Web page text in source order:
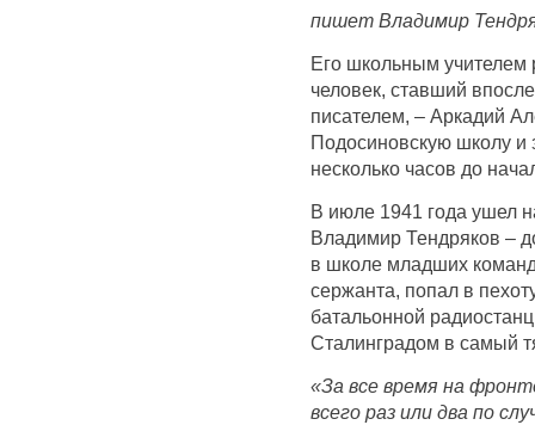
пишет Владимир
Его школьным учителем
человек, ставший
писателем, – Аркадий
Подосиновскую школу и
несколько часов до
В июле 1941 года ушел
Владимир Тендряков –
в школе младших
сержанта, попал в
батальонной
Сталинградом в самый
«За все время на
всего раз или два по